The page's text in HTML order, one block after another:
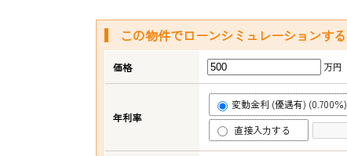
この物件でローンシミュレーションする
価格 万円
年利率
変動金利 (優遇有) (0.700％)
直接入力する